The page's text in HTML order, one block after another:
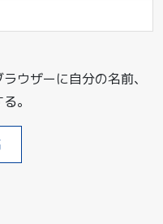
ウザーに自分の名前、
。